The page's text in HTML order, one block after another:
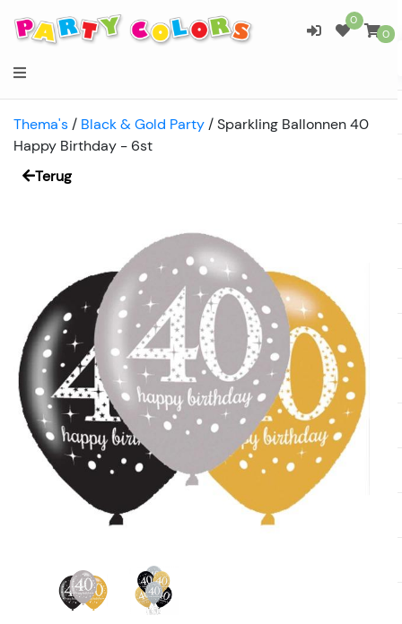
0
0
Thema's / Black & Gold Party /Sparkling Ballonnen 40
Happy Birthday - 6st
Terug